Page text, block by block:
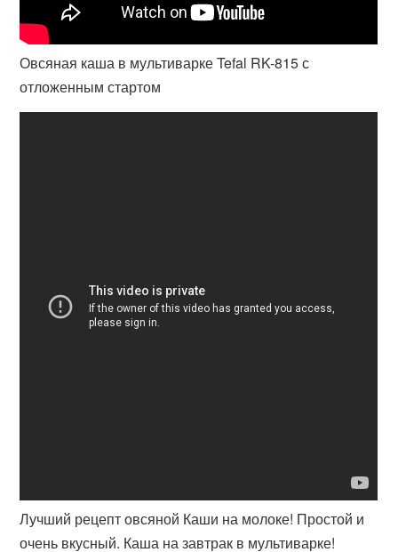
Овсяная каша в мультиварке Tefal RK-815 с
отложенным стартом
Лучший рецепт овсяной Каши на молоке! Простой и
очень вкусный. Каша на завтрак в мультиварке!